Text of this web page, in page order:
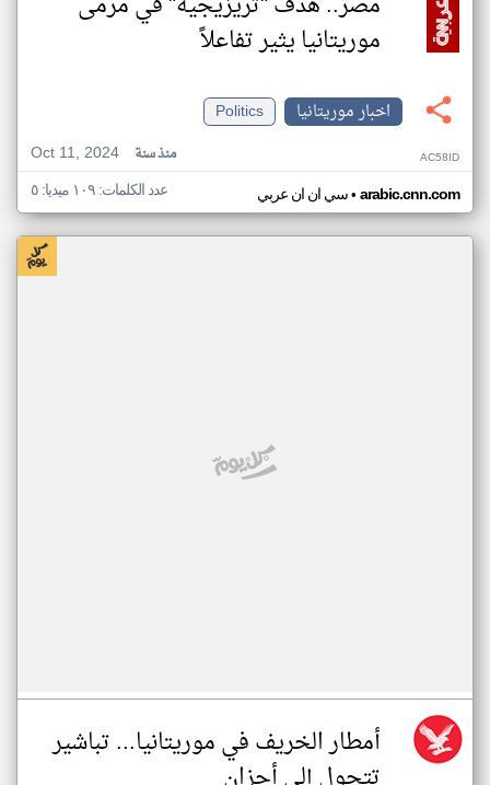
موريتانيا يثير تفاعلاً
اخبار موريتانيا
Politics
Oct 11, 2024
منذ سنة AC58ID
سي ان ان عربي• arabic.cnn.com عدد الكلمات: ١٠٩ ميديا: ٥
أمطار الخريف في موريتانيا... تباشير